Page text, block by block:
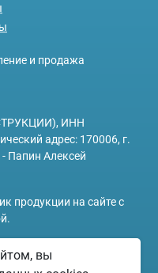
и продажа
ИНН
адрес: 170006, г.
Папин Алексей
продукции на сайте с
носит исключительно
и ни при каких
вы